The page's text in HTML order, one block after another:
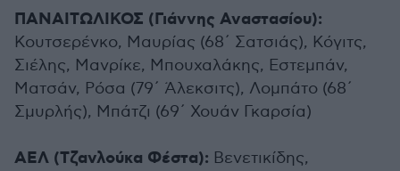
ΠΑΝΑΙΤΩΛΙΚΟΣ (Γιάννης Αναστασίου):
Κουτσερένκο, Μαυρίας (68΄ Σατσιάς), Κόγιτς,
Σιέλης, Μανρίκε, Μπουχαλάκης, Εστεμπάν,
Ματσάν, Ρόσα (79΄ Άλεκσιτς), Λομπάτο (68΄
Σμυρλής), Μπάτζι (69΄ Χουάν Γκαρσία)
ΑΕΛ (Τζανλούκα Φέστα): Βενετικίδης,